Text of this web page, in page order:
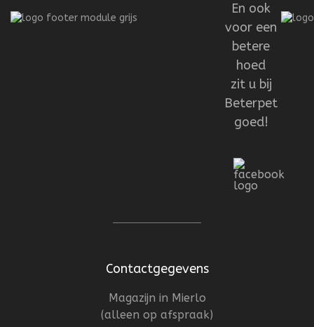
En ook
voor een
betere
hoed
zit u bij
Beterpet
goed!
Contactgegevens
Magazijn in Mierlo
(alleen op afspraak)